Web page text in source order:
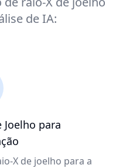
de IA:
Joelho para
X de joelho para a